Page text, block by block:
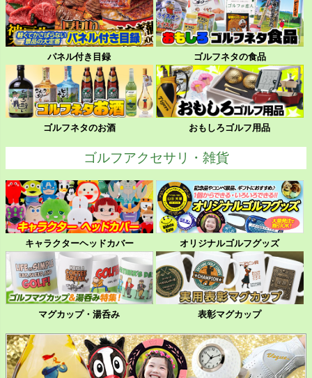
パネル付き目録 ゴルフネタの食品
ゴルフネタのお酒 おもしろゴルフ用品
ゴルフアクセサリ・雑貨
キャラクターヘッドカバー オリジナルゴルフグッズ
マグカップ・湯呑み 表彰マグカップ